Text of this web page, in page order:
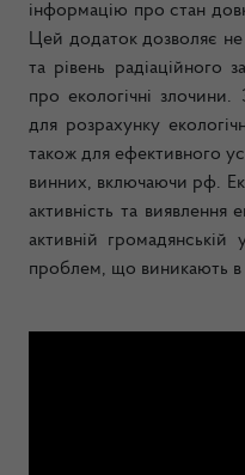
інформацію про стан
Цей додаток дозволяє не
та рівень радіаційного
про екологічні злочини.
для розрахунку
також для ефективного
винних, включаючи рф.
активність та
активній громадянській
проблем, що виникають в